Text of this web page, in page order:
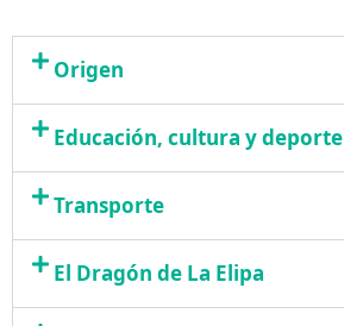
Origen
Educación, cultura y deporte
Transporte
El Dragón de La Elipa